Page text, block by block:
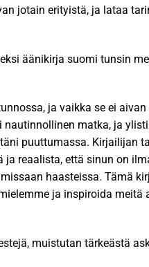
jotain erityistä, ja lataa
äänikirja suomi tunsin
ja vaikka se ei
nautinnollinen matka, ja
puuttumassa. Kirjailijan
reaalista, että sinun on
haasteissa. Tämä
ja inspiroida
muistutan tärkeästä